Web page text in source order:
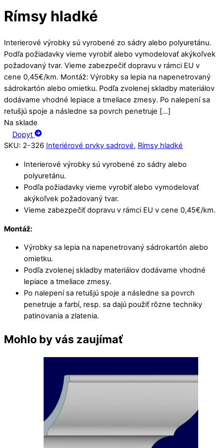
Rímsy hladké
Interierové výrobky sú vyrobené zo sádry alebo polyuretánu.
Podľa požiadavky vieme vyrobiť alebo vymodelovať akýkoľvek
požadovaný tvar. Vieme zabezpečiť dopravu v rámci EU v
cene 0,45€/km. Montáž: Výrobky sa lepia na napenetrovaný
sádrokartón alebo omietku. Podľa zvolenej skladby materiálov
dodávame vhodné lepiace a tmeliace zmesy. Po nalepení sa
retušjú spoje a následne sa povrch penetruje […]
Na sklade
Dopyt
SKU: 2-326 Interiérové prvky sadrové, Rímsy hladké
Interierové výrobky sú vyrobené zo sádry alebo
polyuretánu.
Podľa požiadavky vieme vyrobiť alebo vymodelovať
akýkoľvek požadovaný tvar.
Vieme zabezpečiť dopravu v rámci EU v cene 0,45€/km.
Montáž:
Výrobky sa lepia na napenetrovaný sádrokartón alebo
omietku.
Podľa zvolenej skladby materiálov dodávame vhodné
lepiace a tmeliace zmesy.
Po nalepení sa retušjú spoje a následne sa povrch
penetruje a farbí, resp. sa dajú použiť rôzne techniky
patinovania a zlatenia.
Mohlo by vás zaujímať